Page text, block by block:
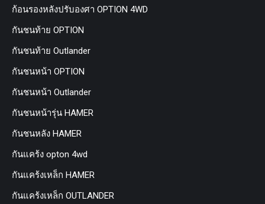
ก้อนรองหลังปรับองศา OPTION 4WD
กันชนท้าย OPTION
กันชนท้าย Outlander
กันชนหน้า OPTION
กันชนหน้า Outlander
กันชนหน้ารุ่น HAMER
กันชนหลัง HAMER
กันแคร้ง opton 4wd
กันแคร้งเหล็ก HAMER
กันแคร้งเหล็ก OUTLANDER